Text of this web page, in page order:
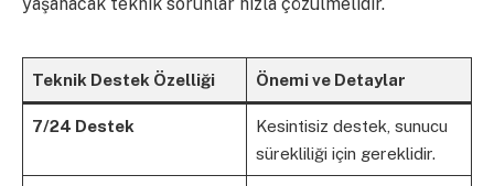
Teknik Destek Özelliği Önemi ve Detaylar
7/24 Destek
Kesintisiz destek, sunucu
sürekliliği için gereklidir.